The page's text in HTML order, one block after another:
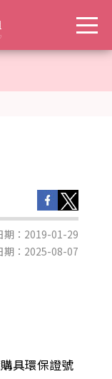
期：2019-01-29
期：2025-08-07
具環保證號